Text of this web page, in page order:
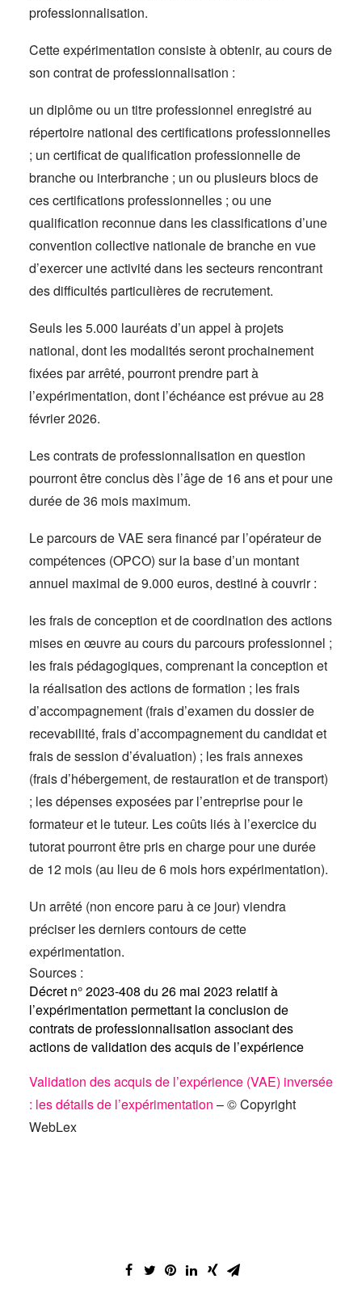
professionnalisation.
Cette expérimentation consiste à obtenir, au cours de
son contrat de professionnalisation :
un diplôme ou un titre professionnel enregistré au
répertoire national des certifications professionnelles
; un certificat de qualification professionnelle de
branche ou interbranche ; un ou plusieurs blocs de
ces certifications professionnelles ; ou une
qualification reconnue dans les classifications d’une
convention collective nationale de branche en vue
d’exercer une activité dans les secteurs rencontrant
des difficultés particulières de recrutement.
Seuls les 5.000 lauréats d’un appel à projets
national, dont les modalités seront prochainement
fixées par arrêté, pourront prendre part à
l’expérimentation, dont l’échéance est prévue au 28
février 2026.
Les contrats de professionnalisation en question
pourront être conclus dès l’âge de 16 ans et pour une
durée de 36 mois maximum.
Le parcours de VAE sera financé par l’opérateur de
compétences (OPCO) sur la base d’un montant
annuel maximal de 9.000 euros, destiné à couvrir :
les frais de conception et de coordination des actions
mises en œuvre au cours du parcours professionnel ;
les frais pédagogiques, comprenant la conception et
la réalisation des actions de formation ; les frais
d’accompagnement (frais d’examen du dossier de
recevabilité, frais d’accompagnement du candidat et
frais de session d’évaluation) ; les frais annexes
(frais d’hébergement, de restauration et de transport)
; les dépenses exposées par l’entreprise pour le
formateur et le tuteur. Les coûts liés à l’exercice du
tutorat pourront être pris en charge pour une durée
de 12 mois (au lieu de 6 mois hors expérimentation).
Un arrêté (non encore paru à ce jour) viendra
préciser les derniers contours de cette
expérimentation.
Sources :
Décret n° 2023-408 du 26 mai 2023 relatif à
l’expérimentation permettant la conclusion de
contrats de professionnalisation associant des
actions de validation des acquis de l’expérience
Validation des acquis de l’expérience (VAE) inversée
: les détails de l’expérimentation – © Copyright
WebLex